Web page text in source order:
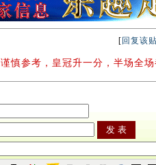
[ 回复该
慎参考，皇冠升一分，半场全